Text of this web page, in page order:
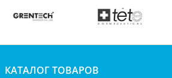
КАТАЛОГ ТОВАРОВ